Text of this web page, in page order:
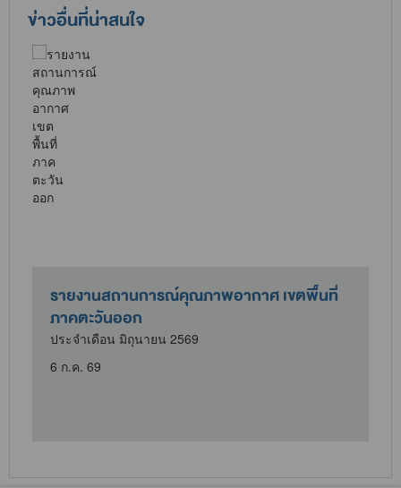
ข่าวอื่นที่น่าสนใจ
รายงานสถานการณ์คุณภาพอากาศ เขตพื้นที่
ภาคตะวันออก
ประจำเดือน มิถุนายน 2569
6 ก.ค. 69